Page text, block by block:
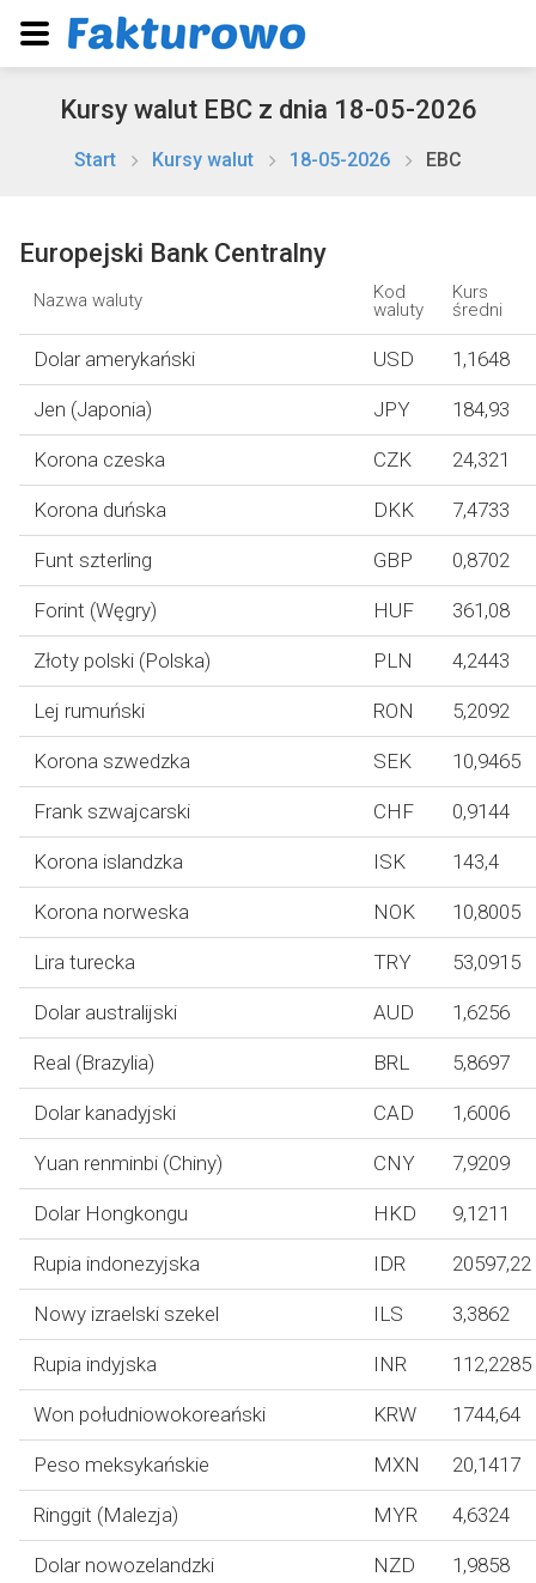
Kursy walut EBC z dnia 18-05-2026
Start Kursy walut 18-05-2026 EBC
Europejski Bank Centralny
Nazwa waluty
Kod
waluty
Kurs
średni
Dolar amerykański USD 1,1648
Jen (Japonia) JPY 184,93
Korona czeska CZK 24,321
Korona duńska DKK 7,4733
Funt szterling GBP 0,8702
Forint (Węgry) HUF 361,08
Złoty polski (Polska) PLN 4,2443
Lej rumuński RON 5,2092
Korona szwedzka SEK 10,9465
Frank szwajcarski CHF 0,9144
Korona islandzka ISK 143,4
Korona norweska NOK 10,8005
Lira turecka TRY 53,0915
Dolar australijski AUD 1,6256
Real (Brazylia) BRL 5,8697
Dolar kanadyjski CAD 1,6006
Yuan renminbi (Chiny) CNY 7,9209
Dolar Hongkongu HKD 9,1211
Rupia indonezyjska IDR 20597,22
Nowy izraelski szekel ILS 3,3862
Rupia indyjska INR 112,2285
Won południowokoreański KRW 1744,64
Peso meksykańskie MXN 20,1417
Ringgit (Malezja) MYR 4,6324
Dolar nowozelandzki NZD 1,9858